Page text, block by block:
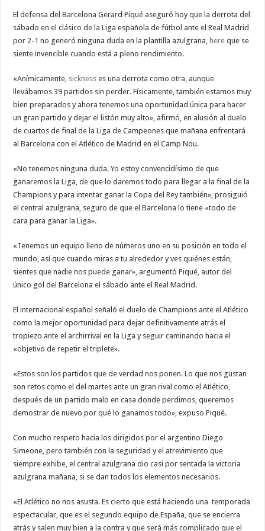
El defensa del Barcelona Gerard Piqué aseguró hoy que la derrota del
sábado en el clásico de la Liga española defútbol ante el Real Madrid
por 2-1 no generó ninguna duda en la plantilla azulgrana, here que se
siente invencible cuando está a pleno rendimiento.
«Anímicamente, sickness es una derrota como otra, aunque
llevábamos 39 partidos sin perder. Físicamente, también estamos muy
bien preparados y ahora tenemos una oportunidad única para hacer
un gran partido y dejar el listón muy alto», afirmó, en alusión al duelo
de cuartos de final de la Liga de Campeones que mañana enfrentará
al Barcelona con el Atlético de Madrid en el Camp Nou.
«No tenemos ninguna duda. Yo estoy convencidísimo de que
ganaremos la Liga, de que lo daremos todo para llegar a la final de la
Champions y para intentar ganar la Copa del Rey también», prosiguió
el central azulgrana, seguro de que el Barcelona lo tiene «todo de
cara para ganar la Liga».
«Tenemos un equipo lleno de números uno en su posición en todo el
mundo, así que cuando miras a tu alrededor y ves quiénes están,
sientes que nadie nos puede ganar», argumentó Piqué, autor del
único gol del Barcelona el sábado ante el Real Madrid.
El internacional español señaló el duelo de Champions ante el Atlético
como la mejor oportunidad para dejar definitivamente atrás el
tropiezo ante el archirrival en la Liga y seguir caminando hacia el
«objetivo de repetir el triplete».
«Estos son los partidos que de verdad nos ponen. Lo que nos gustan
son retos como el del martes ante un gran rival como el Atlético,
después de un partido malo en casa donde perdimos, queremos
demostrar de nuevo por qué lo ganamos todo», expuso Piqué.
Con mucho respeto hacia los dirigidos por el argentino Diego
Simeone, pero también con la seguridad y el atrevimiento que
siempre exhibe, el central azulgrana dio casi por sentada la victoria
azulgrana mañana, si se dan todos los elementos necesarios.
«El Atlético no nos asusta. Es cierto que está haciendo una temporada
espectacular, que es el segundo equipo de España, que se encierra
atrás y salen muy bien a la contra y que será más complicado que el